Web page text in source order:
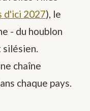
d'ici 2027), le
- du houblon
silésien.
chaîne
chaque pays.